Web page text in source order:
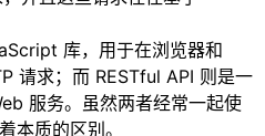
库，用于在浏览器和
请求；而 RESTful API 则是一
服务。虽然两者经常一起使
本质的区别。